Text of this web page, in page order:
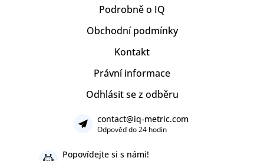
Podrobně o IQ
Obchodní podmínky
Kontakt
Právní informace
Odhlásit se z odběru
contact@iq-metric.com
Odpověď do 24 hodin
Popovídejte si s námi!